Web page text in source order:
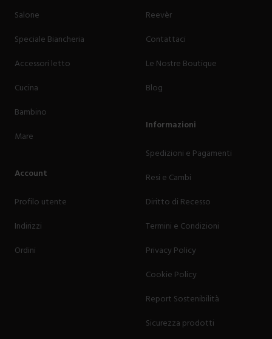
Salone
Speciale Biancheria
Accessori letto
Cucina
Bambino
Mare
Account
Profilo utente
Indirizzi
Ordini
Reevèr
Contattaci
Le Nostre Boutique
Blog
Informazioni
Spedizioni e Pagamenti
Resi e Cambi
Diritto di Recesso
Termini e Condizioni
Privacy Policy
Cookie Policy
Report Sostenibilità
Sicurezza prodotti